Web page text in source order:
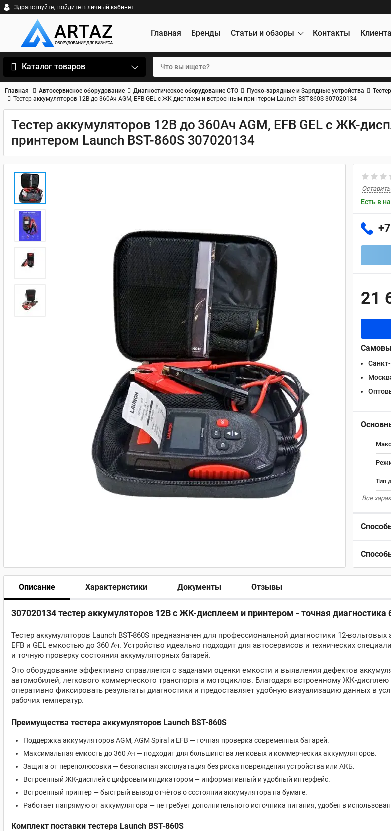
Здравствуйте, войдите в личный кабинет
Главная Бренды Статьи и обзоры Контакты
Каталог товаров
Главная Автосервисное оборудование Диагностическое оборудование СТО Пуско-зарядные и Зарядные устройства
Тестер аккумуляторов 12В до 360Ач AGM, EFB GEL с ЖК-дисплеем и встроенным принтером Launch BST-860S 307020134
Тестер аккумуляторов 12В до 360Ач AGM, EFB GEL с ЖК-
принтером Launch BST-860S 307020134
Есть в
21
Тип
Все
Описание Характеристики Документы Отзывы
307020134 тестер аккумуляторов 12В с ЖК-дисплеем и принтером - точная диагностика
Тестер аккумуляторов Launch BST-860S предназначен для профессиональной диагностики 12-вольтовых
EFB и GEL емкостью до 360 Ач. Устройство идеально подходит для автосервисов и технических
и точную проверку состояния аккумуляторных батарей.
Это оборудование эффективно справляется с задачами оценки емкости и выявления дефектов
автомобилей, легкового коммерческого транспорта и мотоциклов. Благодаря встроенному ЖК-дисплею
оперативно фиксировать результаты диагностики и предоставляет удобную визуализацию данных в
рабочих температур.
Преимущества тестера аккумуляторов Launch BST-860S
Поддержка аккумуляторов AGM, AGM Spiral и EFB — точная проверка современных батарей.
Максимальная емкость до 360 Ач — подходит для большинства легковых и коммерческих аккумуляторов.
Защита от переполюсовки — безопасная эксплуатация без риска повреждения устройства или АКБ.
Встроенный ЖК-дисплей с цифровым индикатором — информативный и удобный интерфейс.
Встроенный принтер — быстрый вывод отчётов о состоянии аккумулятора на бумаге.
Работает напрямую от аккумулятора — не требует дополнительного источника питания, удобен в
Комплект поставки тестера Launch BST-860S